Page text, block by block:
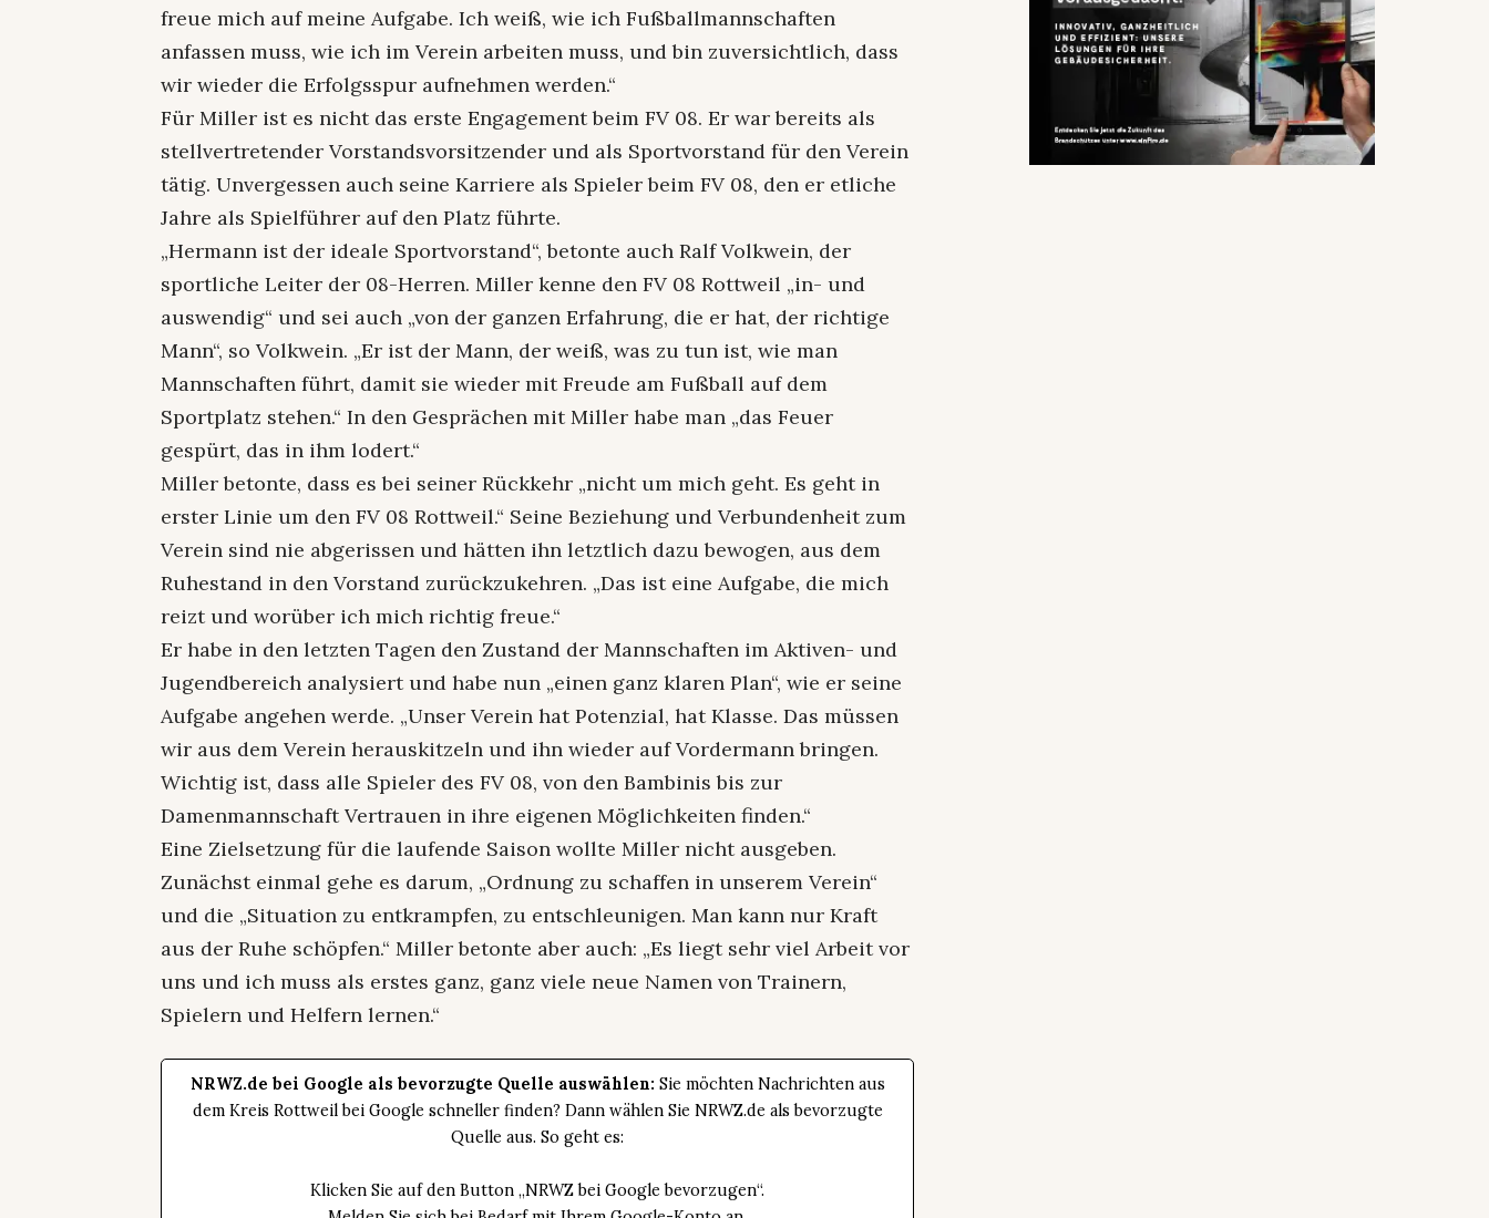
freue mich auf meine Aufgabe. Ich weiß, wie ich Fußballmannschaften
anfassen muss, wie ich im Verein arbeiten muss, und bin zuversichtlich, dass
wir wieder die Erfolgsspur aufnehmen werden.“
Für Miller ist es nicht das erste Engagement beim FV 08. Er war bereits als
stellvertretender Vorstandsvorsitzender und als Sportvorstand für den Verein
tätig. Unvergessen auch seine Karriere als Spieler beim FV 08, den er etliche
Jahre als Spielführer auf den Platz führte.
„Hermann ist der ideale Sportvorstand“, betonte auch Ralf Volkwein, der
sportliche Leiter der 08-Herren. Miller kenne den FV 08 Rottweil „in- und
auswendig“ und sei auch „von der ganzen Erfahrung, die er hat, der richtige
Mann“, so Volkwein. „Er ist der Mann, der weiß, was zu tun ist, wie man
Mannschaften führt, damit sie wieder mit Freude am Fußball auf dem
Sportplatz stehen.“ In den Gesprächen mit Miller habe man „das Feuer
gespürt, das in ihm lodert.“
Miller betonte, dass es bei seiner Rückkehr „nicht um mich geht. Es geht in
erster Linie um den FV 08 Rottweil.“ Seine Beziehung und Verbundenheit zum
Verein sind nie abgerissen und hätten ihn letztlich dazu bewogen, aus dem
Ruhestand in den Vorstand zurückzukehren. „Das ist eine Aufgabe, die mich
reizt und worüber ich mich richtig freue.“
Er habe in den letzten Tagen den Zustand der Mannschaften im Aktiven- und
Jugendbereich analysiert und habe nun „einen ganz klaren Plan“, wie er seine
Aufgabe angehen werde. „Unser Verein hat Potenzial, hat Klasse. Das müssen
wir aus dem Verein herauskitzeln und ihn wieder auf Vordermann bringen.
Wichtig ist, dass alle Spieler des FV 08, von den Bambinis bis zur
Damenmannschaft Vertrauen in ihre eigenen Möglichkeiten finden.“
Eine Zielsetzung für die laufende Saison wollte Miller nicht ausgeben.
Zunächst einmal gehe es darum, „Ordnung zu schaffen in unserem Verein“
und die „Situation zu entkrampfen, zu entschleunigen. Man kann nur Kraft
aus der Ruhe schöpfen.“ Miller betonte aber auch: „Es liegt sehr viel Arbeit vor
uns und ich muss als erstes ganz, ganz viele neue Namen von Trainern,
Spielern und Helfern lernen.“
NRWZ.de bei Google als bevorzugte Quelle auswählen: Sie möchten Nachrichten aus
dem Kreis Rottweil bei Google schneller finden? Dann wählen Sie NRWZ.de als bevorzugte
Quelle aus. So geht es:
Klicken Sie auf den Button „NRWZ bei Google bevorzugen“.